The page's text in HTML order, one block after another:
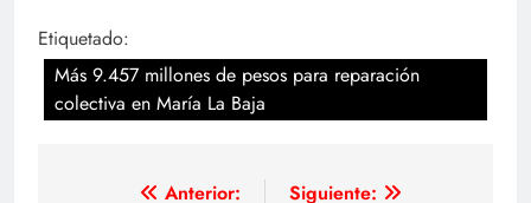
Etiquetado:
Más 9.457 millones de pesos para reparación
colectiva en María La Baja
Anterior:
Siguiente: